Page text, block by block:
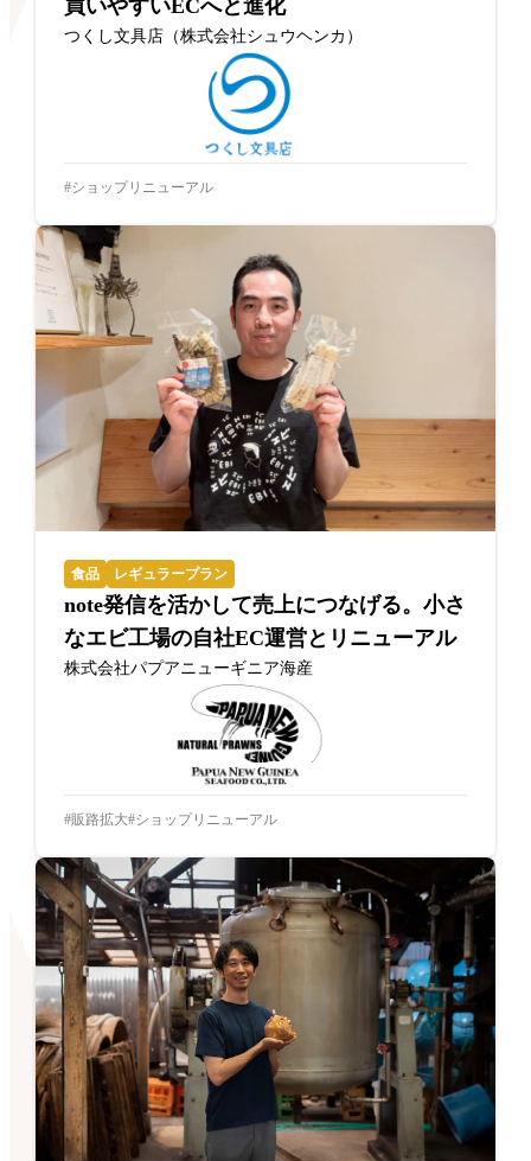
買いやすいECへと進化
つくし文具店（株式会社シュウヘンカ）
ショップリニューアル
食品 レギュラープラン
note発信を活かして売上につなげる。小さ
なエビ工場の自社EC運営とリニューアル
株式会社パプアニューギニア海産
販路拡大 ショップリニューアル